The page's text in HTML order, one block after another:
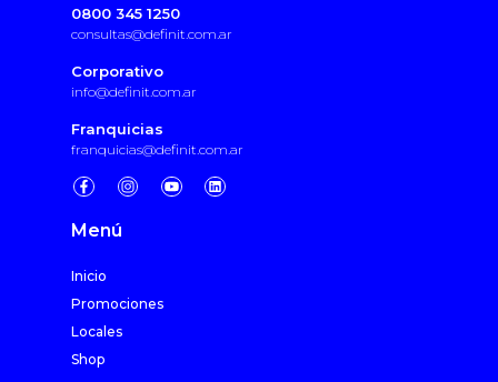
0800 345 1250
consultas@definit.com.ar
Corporativo
info@definit.com.ar
Franquicias
franquicias@definit.com.ar
Menú
Inicio
Promociones
Locales
Shop